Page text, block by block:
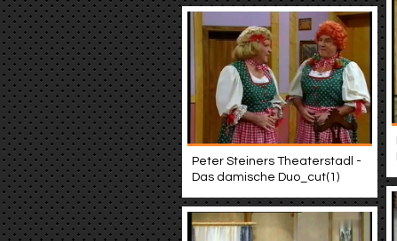
Peter Steiners Theaterstadl -
Das damische Duo_cut(1)